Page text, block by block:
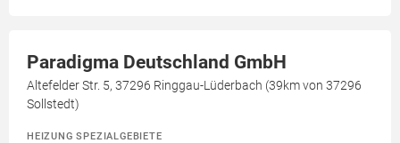
Paradigma Deutschland GmbH
Altefelder Str. 5, 37296 Ringgau-Lüderbach (39km von 37296
Sollstedt)
HEIZUNG SPEZIALGEBIETE